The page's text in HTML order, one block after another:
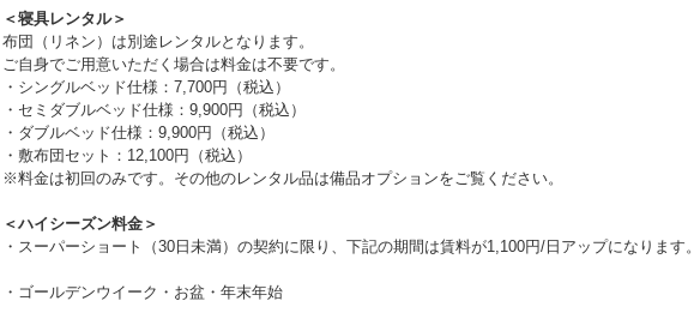
＜寝具レンタル＞
布団（リネン）は別途レンタルとなります。
ご自身でご用意いただく場合は料金は不要です。
・シングルベッド仕様：7,700円（税込）
・セミダブルベッド仕様：9,900円（税込）
・ダブルベッド仕様：9,900円（税込）
・敷布団セット：12,100円（税込）
※料金は初回のみです。その他のレンタル品は備品オプションをご覧ください。
＜ハイシーズン料金＞
・スーパーショート（30日未満）の契約に限り、下記の期間は賃料が1,100円/日アップになります。
・ゴールデンウイーク・お盆・年末年始